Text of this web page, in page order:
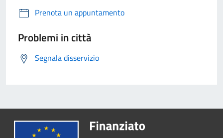
Prenota un appuntamento
Problemi in città
Segnala disservizio